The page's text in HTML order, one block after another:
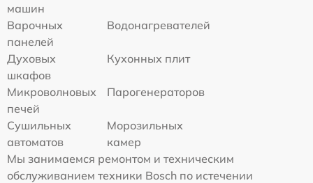
машин
Варочных
панелей
Водонагревателей
Духовых
шкафов
Кухонных плит
Микроволновых
печей
Парогенераторов
Сушильных
автоматов
Морозильных
камер
Мы занимаемся ремонтом и техническим
обслуживанием техники Bosch по истечении